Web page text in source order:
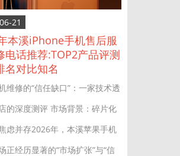
21
本溪iPhone手机售后服
电话推荐:TOP2产品评测
名对比知名
维修的“信任缺口”：一家技术透
的深度测评 市场背景：碎片化
虑并存2026年，本溪苹果手机
正经历显著的“市场扩张”与“信